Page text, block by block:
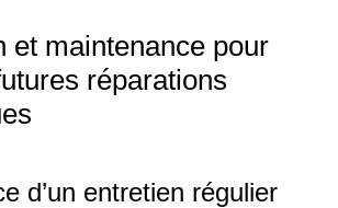
et maintenance pour
réparations
d’un entretien régulier